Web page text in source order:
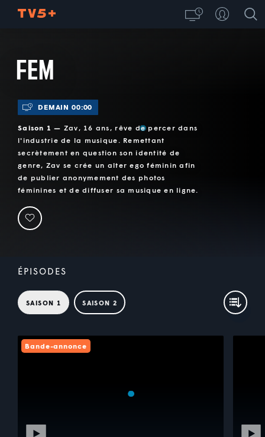
FEM
DEMAIN 00:00
Saison 1 — Zav, 16 ans, rêve de percer dans
l'industrie de la musique. Remettant
secrètement en question son identité de
genre, Zav se crée un alter ego féminin afin
de publier anonymement des photos
féminines et de diffuser sa musique en ligne.
ÉPISODES
SAISON 1 SAISON 2
Bande-annonce